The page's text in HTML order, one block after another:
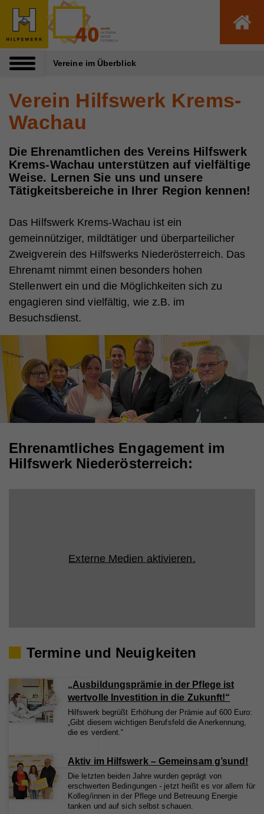
Vereine im Überblick
Verein Hilfswerk Krems-
Wachau
Die Ehrenamtlichen des Vereins Hilfswerk
Krems-Wachau unterstützen auf vielfältige
Weise. Lernen Sie uns und unsere
Tätigkeitsbereiche in Ihrer Region kennen!
Das Hilfswerk Krems-Wachau ist ein
gemeinnütziger, mildtätiger und überparteilicher
Zweigverein des Hilfswerks Niederösterreich. Das
Ehrenamt nimmt einen besonders hohen
Stellenwert ein und die Möglichkeiten sich zu
engagieren sind vielfältig, wie z.B. im
Besuchsdienst.
Ehrenamtliches Engagement im
Hilfswerk Niederösterreich:
Externe Medien aktivieren.
Termine und Neuigkeiten
„Ausbildungsprämie in der Pflege ist
wertvolle Investition in die Zukunft!“
Hilfswerk begrüßt Erhöhung der Prämie auf 600 Euro:
„Gibt diesem wichtigen Berufsfeld die Anerkennung,
die es verdient.“
Aktiv im Hilfswerk – Gemeinsam g’sund!
Die letzten beiden Jahre wurden geprägt von
erschwerten Bedingungen - jetzt heißt es vor allem für
Kolleg/innen in der Pflege und Betreuung Energie
tanken und auf sich selbst schauen.